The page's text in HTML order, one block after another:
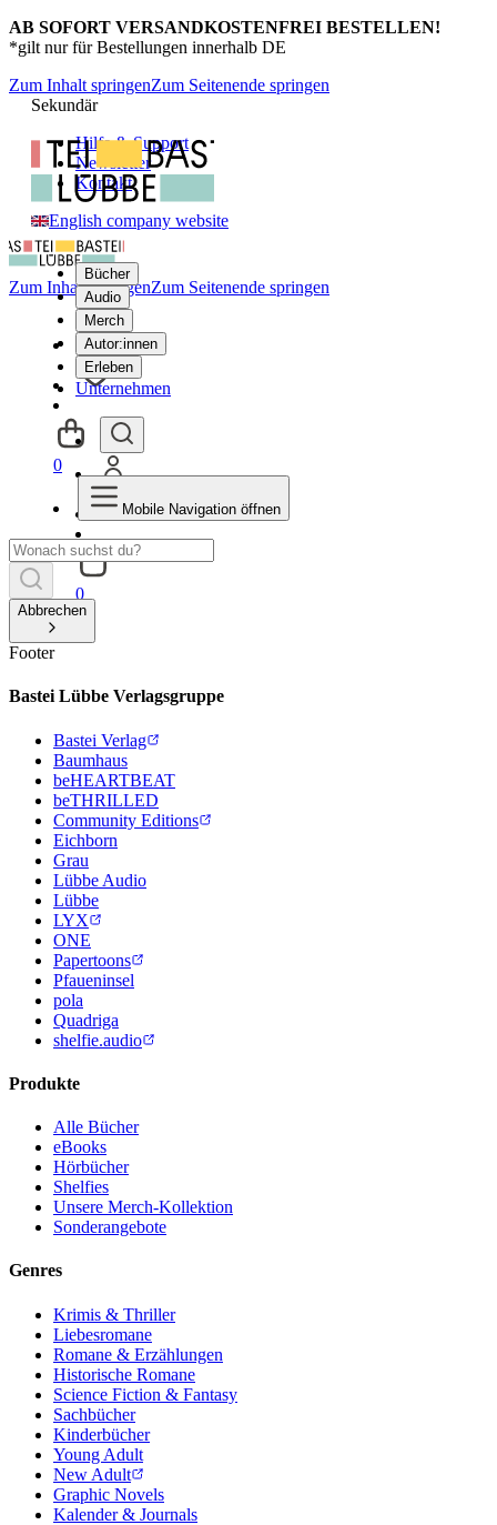
AB SOFORT VERSANDKOSTENFREI BESTELLEN!
*gilt nur für Bestellungen innerhalb DE
Zum Inhalt springenZum Seitenende springen
Sekundär
Hilfe & Support
Newsletter
Kontakt
English company website
Bücher
Audio
Merch
Autor:innen
Erleben
Unternehmen
0
Zum Inhalt springenZum Seitenende springen
0
Mobile Navigation öffnen
Abbrechen
Footer
Bastei Lübbe Verlagsgruppe
Bastei Verlag
Baumhaus
beHEARTBEAT
beTHRILLED
Community Editions
Eichborn
Grau
Lübbe Audio
Lübbe
LYX
ONE
Papertoons
Pfaueninsel
pola
Quadriga
shelfie.audio
Produkte
Alle Bücher
eBooks
Hörbücher
Shelfies
Unsere Merch-Kollektion
Sonderangebote
Genres
Krimis & Thriller
Liebesromane
Romane & Erzählungen
Historische Romane
Science Fiction & Fantasy
Sachbücher
Kinderbücher
Young Adult
New Adult
Graphic Novels
Kalender & Journals